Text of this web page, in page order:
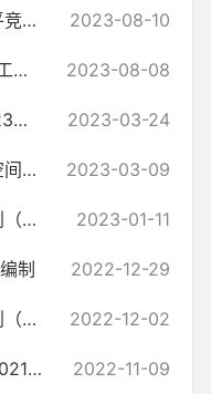
天门市自然资源和规划局公平竞争审查定期评估工作报告 2023-08-10
市自然资源和规划局2022年工作总结 2023-08-08
天门市自然资源和规划局2023年度地质灾害防治方案 2023-03-24
关于公开征集《天门市国土空间总体规划（2021-2035年）（草案）》意见的... 2023-03-09
天门市国土空间生态修复规划（2021-2035年） 2023-01-11
制 2022-12-29
天门市国土空间生态修复规划（2021-2035年）公示版 2022-12-02
天门市矿产资源总体规划（2021-2025） 2022-11-09